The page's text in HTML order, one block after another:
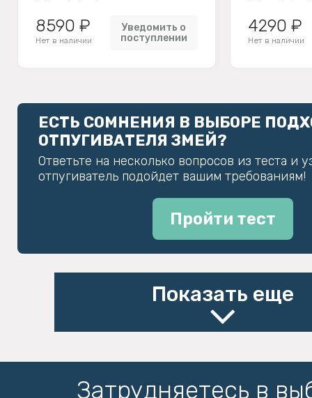
8590 ₽
Нет в наличии
Уведомить о
поступлении
4290 ₽
Нет в наличии
ЕСТЬ СОМНЕНИЯ В ВЫБОРЕ
ОТПУГИВАТЕЛЯ ЗМЕЙ?
Ответьте на несколько вопросов из теста и
отпугиватель подойдет вашим требованиям!
Пройти тест
Показать еще
Затрудняетесь в